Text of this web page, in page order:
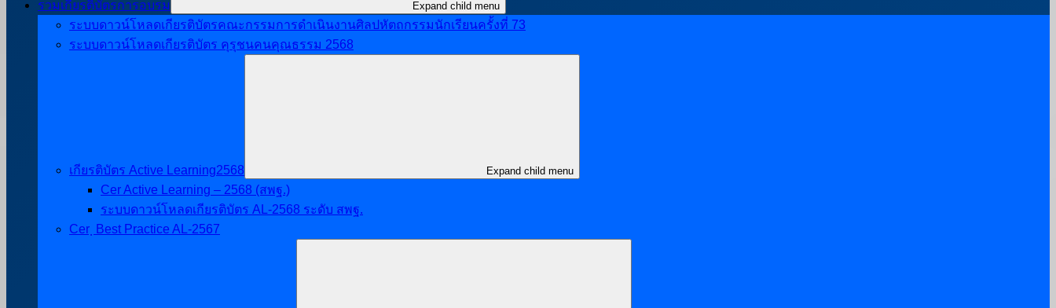
รวมเกียรติบัตรการอบรม Expand child menu
ระบบดาวน์โหลดเกียรติบัตรคณะกรรมการดำเนินงานศิลปหัตถกรรมนักเรียนครั้งที่ 73
ระบบดาวน์โหลดเกียรติบัตร คุรุชนคนคุณธรรม 2568
เกียรติบัตร Active Learning2568 Expand child menu
Cer Active Learning – 2568 (สพฐ.)
ระบบดาวน์โหลดเกียรติบัตร AL-2568 ระดับ สพฐ.
Cer ฺ Best Practice AL-2567